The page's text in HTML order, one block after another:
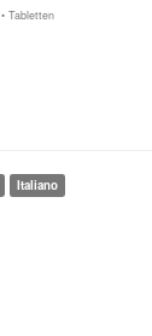
• Tabletten
Italiano